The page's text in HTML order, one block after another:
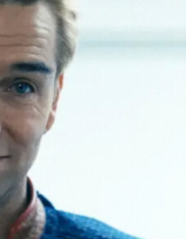
tienes cuenta?
gratis
Facebook ya no está
seguir usando tu cuenta
mayúsculas, espacios, tildes
lapolitica de privacidad y
con Google